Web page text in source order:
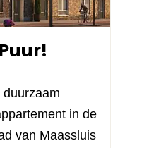
in de
van Maassluis